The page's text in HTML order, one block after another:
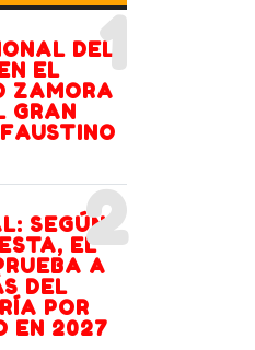
1
DEL
EL
ZAMORA
GRAN
2
SEGÚN
EL
A
DEL
POR
EN 2027